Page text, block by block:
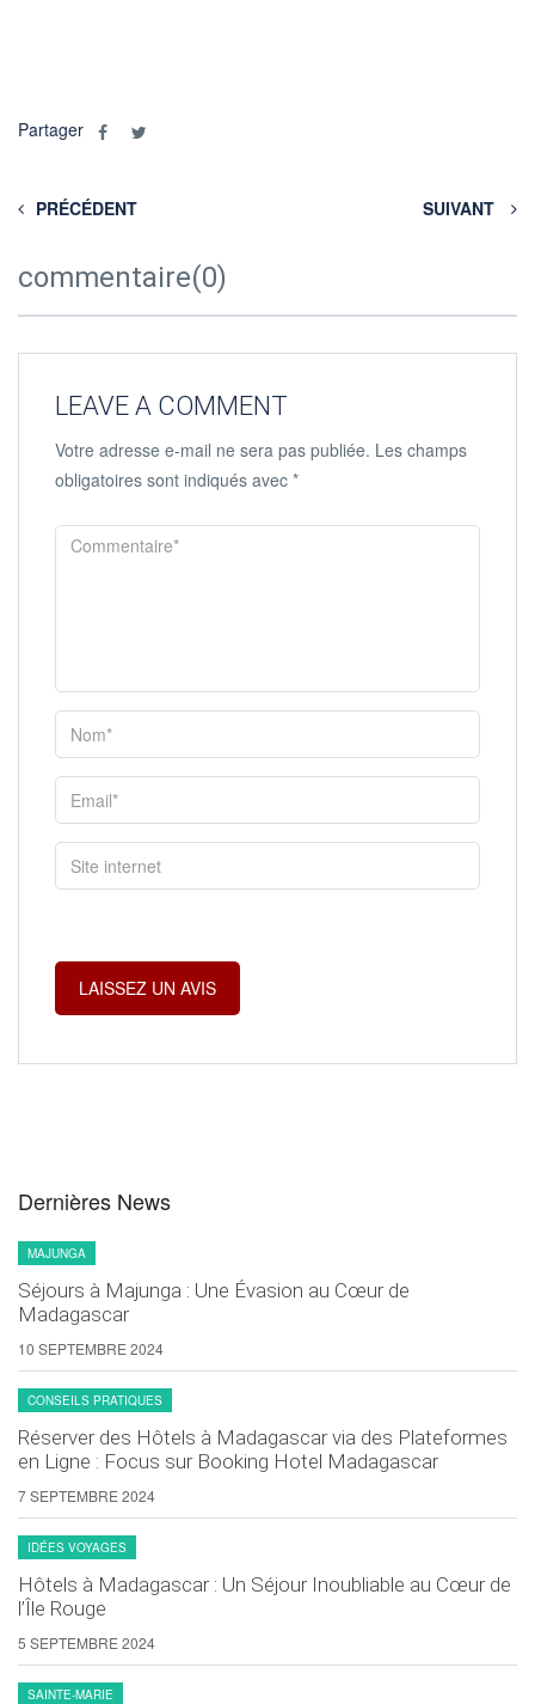
Partager
PRÉCÉDENT SUIVANT
commentaire(0)
LEAVE A COMMENT
Votre adresse e-mail ne sera pas publiée. Les champs
obligatoires sont indiqués avec *
Dernières News
MAJUNGA
Séjours à Majunga : Une Évasion au Cœur de
Madagascar
10 SEPTEMBRE 2024
CONSEILS PRATIQUES
Réserver des Hôtels à Madagascar via des Plateformes
en Ligne : Focus sur Booking Hotel Madagascar
7 SEPTEMBRE 2024
IDÉES VOYAGES
Hôtels à Madagascar : Un Séjour Inoubliable au Cœur de
l’Île Rouge
5 SEPTEMBRE 2024
SAINTE-MARIE